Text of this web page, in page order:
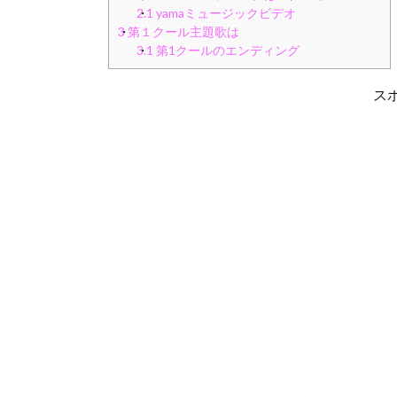
2.1 yamaミュージックビデオ
3第１クール主題歌は
3.1 第1クールのエンディング
ス